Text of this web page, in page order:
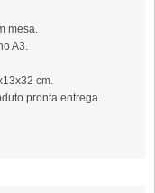
mesa.
A3.
cm.
pronta entrega.